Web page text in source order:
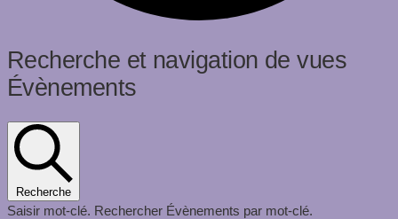
Évènements
for
23
juin
2026
Recherche et navigation de vues
Évènements
Recherche
Saisir mot-clé. Rechercher Évènements par mot-clé.